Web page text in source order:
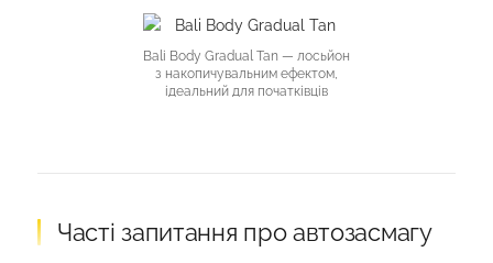
Bali Body Gradual Tan — лосьйон
з накопичувальним ефектом,
ідеальний для початківців
Часті запитання про автозасмагу